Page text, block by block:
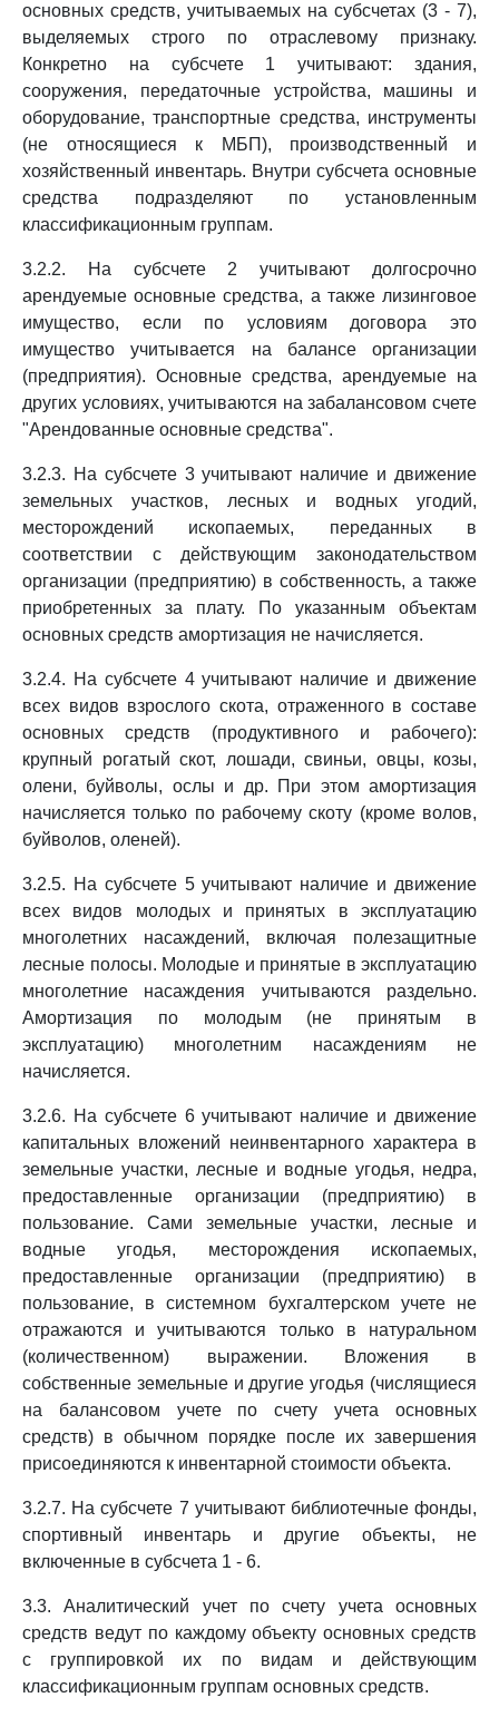
основных средств, учитываемых на субсчетах (3 - 7),
выделяемых строго по отраслевому признаку.
Конкретно на субсчете 1 учитывают: здания,
сооружения, передаточные устройства, машины и
оборудование, транспортные средства, инструменты
(не относящиеся к МБП), производственный и
хозяйственный инвентарь. Внутри субсчета основные
средства подразделяют по установленным
классификационным группам.
3.2.2. На субсчете 2 учитывают долгосрочно
арендуемые основные средства, а также лизинговое
имущество, если по условиям договора это
имущество учитывается на балансе организации
(предприятия). Основные средства, арендуемые на
других условиях, учитываются на забалансовом счете
"Арендованные основные средства".
3.2.3. На субсчете 3 учитывают наличие и движение
земельных участков, лесных и водных угодий,
месторождений ископаемых, переданных в
соответствии с действующим законодательством
организации (предприятию) в собственность, а также
приобретенных за плату. По указанным объектам
основных средств амортизация не начисляется.
3.2.4. На субсчете 4 учитывают наличие и движение
всех видов взрослого скота, отраженного в составе
основных средств (продуктивного и рабочего):
крупный рогатый скот, лошади, свиньи, овцы, козы,
олени, буйволы, ослы и др. При этом амортизация
начисляется только по рабочему скоту (кроме волов,
буйволов, оленей).
3.2.5. На субсчете 5 учитывают наличие и движение
всех видов молодых и принятых в эксплуатацию
многолетних насаждений, включая полезащитные
лесные полосы. Молодые и принятые в эксплуатацию
многолетние насаждения учитываются раздельно.
Амортизация по молодым (не принятым в
эксплуатацию) многолетним насаждениям не
начисляется.
3.2.6. На субсчете 6 учитывают наличие и движение
капитальных вложений неинвентарного характера в
земельные участки, лесные и водные угодья, недра,
предоставленные организации (предприятию) в
пользование. Сами земельные участки, лесные и
водные угодья, месторождения ископаемых,
предоставленные организации (предприятию) в
пользование, в системном бухгалтерском учете не
отражаются и учитываются только в натуральном
(количественном) выражении. Вложения в
собственные земельные и другие угодья (числящиеся
на балансовом учете по счету учета основных
средств) в обычном порядке после их завершения
присоединяются к инвентарной стоимости объекта.
3.2.7. На субсчете 7 учитывают библиотечные фонды,
спортивный инвентарь и другие объекты, не
включенные в субсчета 1 - 6.
3.3. Аналитический учет по счету учета основных
средств ведут по каждому объекту основных средств
с группировкой их по видам и действующим
классификационным группам основных средств.